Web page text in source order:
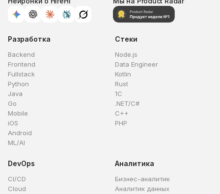
Разработка
Backend
Frontend
Fullstack
Python
Java
Go
Mobile
iOS
Android
ML/AI
Стеки
Node.js
Data Engineer
Kotlin
Rust
1C
.NET/C#
C++
PHP
DevOps
CI/CD
Cloud
Аналитика
Бизнес-аналитик
Аналитик данных